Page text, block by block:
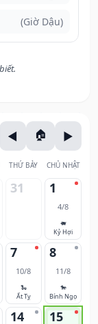
(Giờ Dậu)
THỨ BẢY CHỦ NHẬT
31 1
4/8
🐖
Kỷ Hợi
7
10/8
🐍
Ất Tỵ
8
11/8
🐎
Bính Ngọ
14 15